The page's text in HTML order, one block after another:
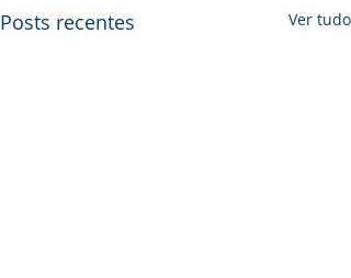
Posts recentes Ver tudo